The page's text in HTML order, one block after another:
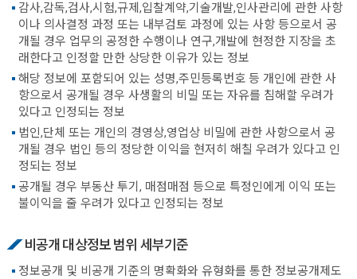
감사,감독,검사,시험,규제,입찰계약,기술개발,인사관리에 관한 사항
이나 의사결정 과정 또는 내부검토 과정에 있는 사항 등으로서 공
개될 경우 업무의 공정한 수행이나 연구,개발에 현정한 지장을 초
래한다고 인정할 만한 상당한 이유가 있는 정보
해당 정보에 포함되어 있는 성명,주민등록번호 등 개인에 관한 사
항으로서 공개될 경우 사생활의 비밀 또는 자유를 침해할 우려가
있다고 인정되는 정보
법인,단체 또는 개인의 경영상,영업상 비밀에 관한 사항으로서 공
개될 경우 법인 등의 정당한 이익을 현저히 해칠 우려가 있다고 인
정되는 정보
공개될 경우 부동산 투기, 매점매점 등으로 특정인에게 이익 또는
불이익을 줄 우려가 있다고 인정되는 정보
비공개 대상정보 범위 세부기준
정보공개 및 비공개 기준의 명확화와 유형화를 통한 정보공개제도